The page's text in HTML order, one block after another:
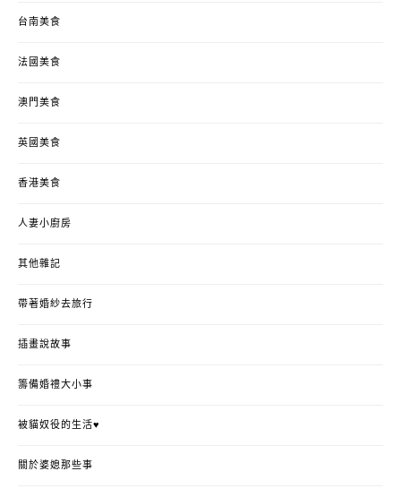
台南美食
法國美食
澳門美食
英國美食
香港美食
人妻小廚房
其他雜記
帶著婚紗去旅行
插畫說故事
籌備婚禮大小事
被貓奴役的生活♥
關於婆媳那些事